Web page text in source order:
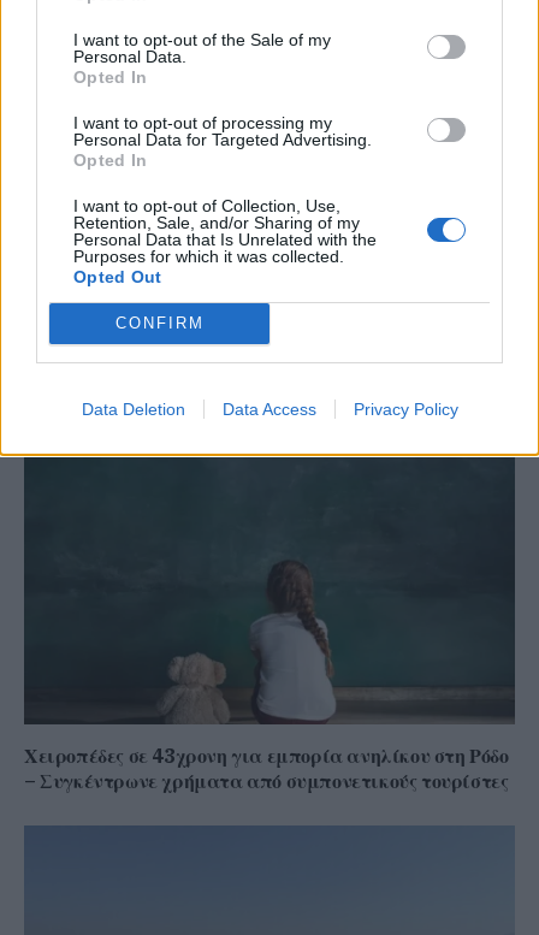
I want to opt-out of the Sale of my
Personal Data.
Opted In
I want to opt-out of processing my
Personal Data for Targeted Advertising.
Opted In
I want to opt-out of Collection, Use,
Retention, Sale, and/or Sharing of my
Personal Data that Is Unrelated with the
Purposes for which it was collected.
Opted Out
CONFIRM
Data Deletion Data Access Privacy Policy
Το ατύχημα του Ρόμπερτ Πλαντ, των Led Zeppelin
(video)
Χειροπέδες σε 43χρονη για εμπορία ανηλίκου στη Ρόδο
– Συγκέντρωνε χρήματα από συμπονετικούς τουρίστες